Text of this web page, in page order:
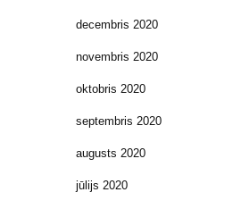
decembris 2020
novembris 2020
oktobris 2020
septembris 2020
augusts 2020
jūlijs 2020